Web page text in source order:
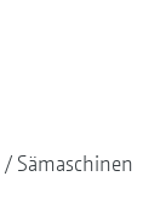
Sämaschinen